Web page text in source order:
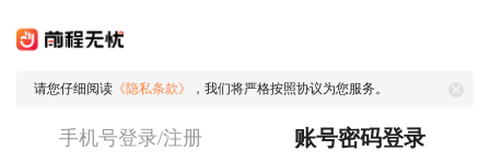
请您仔细阅读 《隐私条款》 ，我们将严格按照协议为您服务。
手机号登录/注册 账号密码登录